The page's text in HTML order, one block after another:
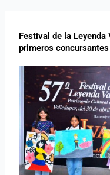
Festival de la
primeros